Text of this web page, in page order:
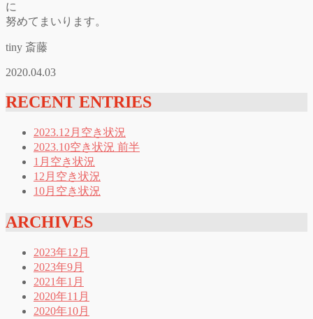
に
努めてまいります。
tiny 斎藤
2020.04.03
RECENT ENTRIES
2023.12月空き状況
2023.10空き状況 前半
1月空き状況
12月空き状況
10月空き状況
ARCHIVES
2023年12月
2023年9月
2021年1月
2020年11月
2020年10月